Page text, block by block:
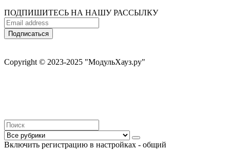
ПОДПИШИТЕСЬ НА НАШУ РАССЫЛКУ
Copyright © 2023-2025 "МодульХауз.ру"
Включить регистрацию в настройках - общий